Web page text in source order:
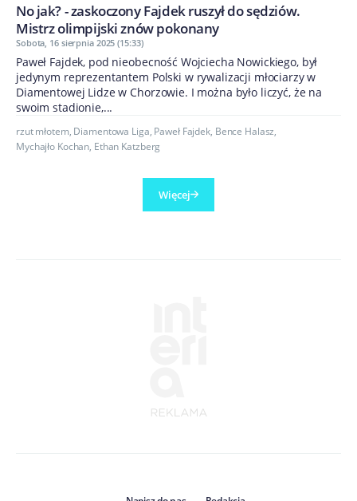
No jak? - zaskoczony Fajdek ruszył do sędziów.
Mistrz olimpijski znów pokonany
Sobota, 16 sierpnia 2025 (15:33)
Paweł Fajdek, pod nieobecność Wojciecha Nowickiego, był
jedynym reprezentantem Polski w rywalizacji młociarzy w
Diamentowej Lidze w Chorzowie. I można było liczyć, że na
swoim stadionie,...
rzut młotem, Diamentowa Liga, Paweł Fajdek, Bence Halasz,
Mychajło Kochan, Ethan Katzberg
Więcej